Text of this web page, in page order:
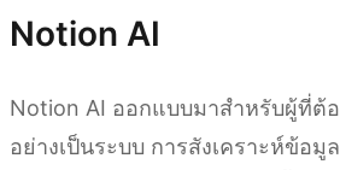
Notion AI
Notion AI ออกแบบมาสำหรับผู้ที่ต้อ
อย่างเป็นระบบ การสังเคราะห์ข้อ